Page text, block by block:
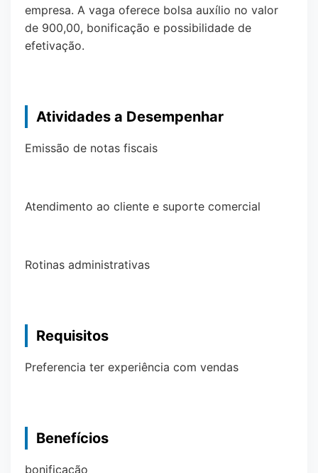
empresa. A vaga oferece bolsa auxílio no valor
de 900,00, bonificação e possibilidade de
efetivação.
Atividades a Desempenhar
Emissão de notas fiscais
Atendimento ao cliente e suporte comercial
Rotinas administrativas
Requisitos
Preferencia ter experiência com vendas
Benefícios
bonificação